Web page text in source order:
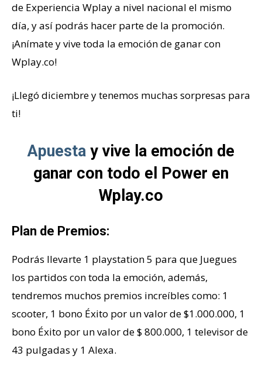
de Experiencia Wplay a nivel nacional el mismo
día, y así podrás hacer parte de la promoción.
¡Anímate y vive toda la emoción de ganar con
Wplay.co!
¡Llegó diciembre y tenemos muchas sorpresas para
ti!
Apuesta y vive la emoción de
ganar con todo el Power en
Wplay.co
Plan de Premios:
Podrás llevarte 1 playstation 5 para que Juegues
los partidos con toda la emoción, además,
tendremos muchos premios increíbles como: 1
scooter, 1 bono Éxito por un valor de $1.000.000, 1
bono Éxito por un valor de $ 800.000, 1 televisor de
43 pulgadas y 1 Alexa.